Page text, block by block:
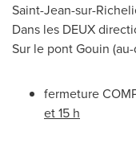
Saint-Jean-sur-
Dans les DEUX
Sur le pont Gouin
fermeture
et 15 h